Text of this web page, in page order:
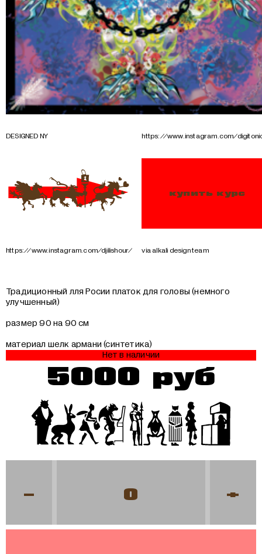
DESIGNED NY https://www.instagram.com/
https://www.instagram.com/djilishour/ via alkali design team
купить курс
Традиционный лля Росии платок для головы (немного
улучшенный)
размер 90 на 90 см
материал шелк армани (синтетика)
Нет в наличии
5000 руб
- +